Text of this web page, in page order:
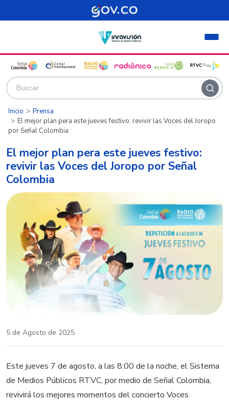
Pasar al contenido principal
Inicio
Prensa
El mejor plan pera este jueves festivo: revivir las Voces del Joropo
por Señal Colombia
El mejor plan pera este jueves festivo:
revivir las Voces del Joropo por Señal
Colombia
5 de Agosto de 2025
Este jueves 7 de agosto, a las 8:00 de la noche, el Sistema
de Medios Públicos RTVC, por medio de Señal Colombia,
revivirá los mejores momentos del concierto Voces